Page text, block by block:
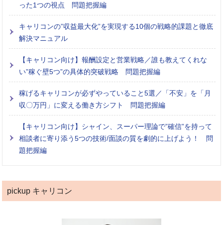
った1つの視点 問題把握編
キャリコンの”収益最大化”を実現する10個の戦略的課題と徹底
解決マニュアル
【キャリコン向け】報酬設定と営業戦略／誰も教えてくれな
い”稼ぐ壁5つ”の具体的突破戦略 問題把握編
稼げるキャリコンが必ずやっていること5選／「不安」を「月
収〇万円」に変える働き方シフト 問題把握編
【キャリコン向け】シャイン、スーパー理論で”確信”を持って
相談者に寄り添う5つの技術/面談の質を劇的に上げよう！ 問
題把握編
pickup キャリコン